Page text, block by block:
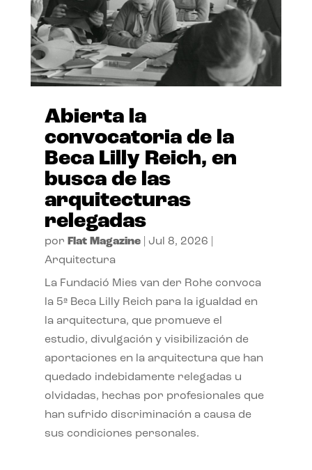
Abierta la
convocatoria de la
Beca Lilly Reich, en
busca de las
arquitecturas
relegadas
por Flat Magazine| Jul 8, 2026
Arquitectura
La Fundació Mies van der Rohe convoca
la 5ª Beca Lilly Reich para la igualdad en
la arquitectura, que promueve el
estudio, divulgación y visibilización de
aportaciones en la arquitectura que han
quedado indebidamente relegadas u
olvidadas, hechas por profesionales que
han sufrido discriminación a causa de
sus condiciones personales.